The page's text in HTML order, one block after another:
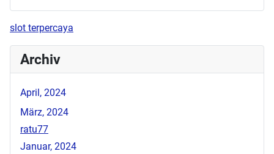
slot terpercaya
Archiv
April, 2024
März, 2024
ratu77
Januar, 2024